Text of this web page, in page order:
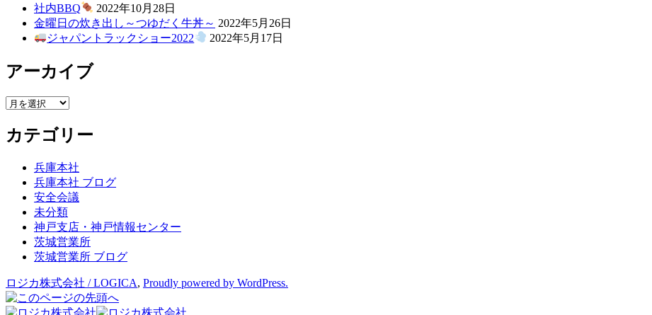
社内BBQ
2022年10月28日
金曜日の炊き出し～つゆだく牛丼～ 2022年5月26日
ジャパントラックショー2022
2022年5月17日
アーカイブ
ア
カ
カテゴリー
兵庫本社
兵庫本社 ブログ
安全会議
未分類
神戸支店・神戸情報センター
茨城営業所
茨城営業所 ブログ
ロジカ株式会社 / LOGICA, Proudly powered by WordPress.